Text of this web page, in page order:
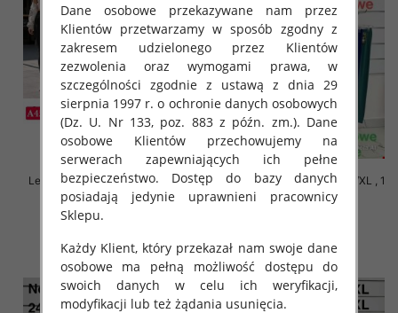
Leginsy damskie Roz S/M-L/XL ,
Mix Kolor Paczka 12 szt
20.00 zł
szczegóły
Leginsy damskie Roz S/M-L/XL , 1
Kolor Paczka 12 szt
szczegóły
Dane osobowe przekazywane nam przez
Klientów przetwarzamy w sposób zgodny z
zakresem udzielonego przez Klientów
zezwolenia oraz wymogami prawa, w
szczególności zgodnie z ustawą z dnia 29
sierpnia 1997 r. o ochronie danych osobowych
(Dz. U. Nr 133, poz. 883 z późn. zm.). Dane
osobowe Klientów przechowujemy na
serwerach zapewniających ich pełne
bezpieczeństwo. Dostęp do bazy danych
posiadają jedynie uprawnieni pracownicy
Sklepu.
Każdy Klient, który przekazał nam swoje dane
osobowe ma pełną możliwość dostępu do
swoich danych w celu ich weryfikacji,
modyfikacji lub też żądania usunięcia.